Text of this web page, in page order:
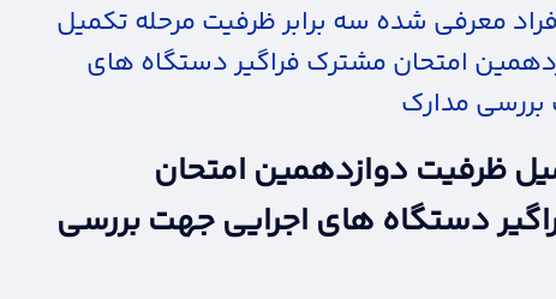
معرفی شده سه برابر ظرفیت مرحله تکمیل
امتحان مشترک فراگیر دستگاه های
بررسی مدارک
ظرفیت دوازدهمین امتحان
دستگاه های اجرایی جهت بررسی